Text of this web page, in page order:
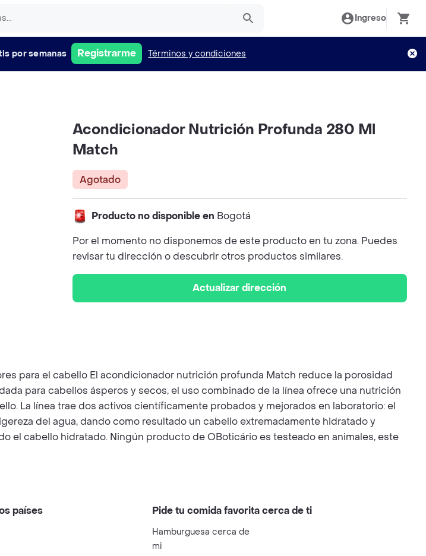
Ingreso
por semanas Registrarme Términos y condiciones
Acondicionador Nutrición Profunda 280 Ml
Match
Agotado
Producto no disponible en Bogotá
Por el momento no disponemos de este producto en tu zona. Puedes
revisar tu dirección o descubrir otros productos similares.
Actualizar dirección
para el cabello El acondicionador nutrición profunda Match reduce la porosidad
para cabellos ásperos y secos, el uso combinado de la línea ofrece una nutrición
La línea trae dos activos científicamente probados y mejorados en laboratorio: el
del agua, dando como resultado un cabello extremadamente hidratado y
el cabello hidratado. Ningún producto de OBoticário es testeado en animales, este
países Pide tu comida favorita cerca de ti
Hamburguesa cerca de
mi